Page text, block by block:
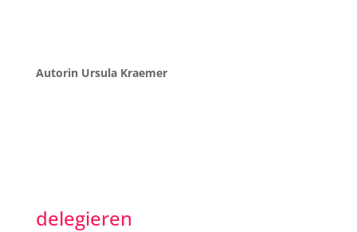
Autorin Ursula Kraemer
delegieren